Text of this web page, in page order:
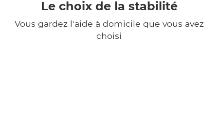
Le choix de la stabilité
Vous gardez l'aide à domicile que vous avez
choisi